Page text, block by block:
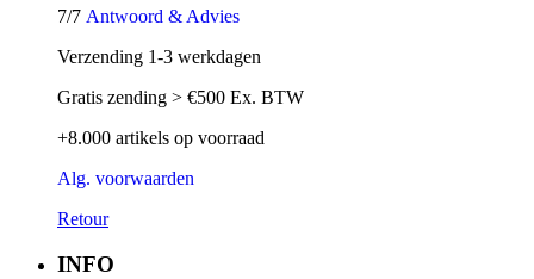
7/7 Antwoord & Advies
Verzending 1-3 werkdagen
Gratis zending > €500 Ex. BTW
+8.000 artikels op voorraad
Alg. voorwaarden
Retour
INFO